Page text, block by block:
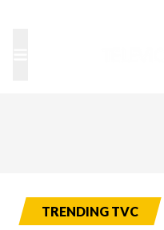
TRENDING TVC